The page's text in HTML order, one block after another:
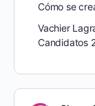
Cómo se
Vachier
Candidatos